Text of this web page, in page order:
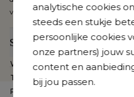
analytische cookies
steeds een stukje
persoonlijke cookies
onze partners) jouw
content en
bij jou passen.
van 5 jaar garantie.
Specificaties
Webartikelnummer
Te zien in de showroom
Product collectie